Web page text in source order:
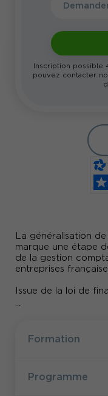
La généralisation
marque une étape
de la gestion
entreprises
Issue de la loi de
À compter du
entreprises et ETI
...
Inscription possible
pouvez contacter
Formation
Programme